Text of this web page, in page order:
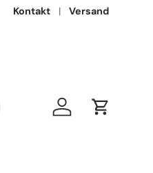
Kontakt Versand
Einloggen